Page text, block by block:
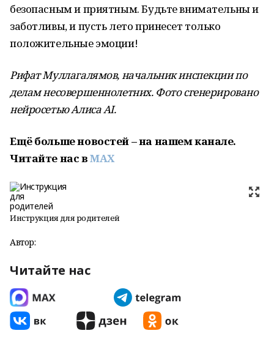
безопасным и приятным. Будьте внимательны и
заботливы, и пусть лето принесет только
положительные эмоции!
Рифат Муллагалямов, начальник инспекции по
делам несовершеннолетних. Фото сгенерировано
нейросетью Алиса AI.
Ещё больше новостей – на нашем канале.
Читайте нас вMAX
Инструкция для родителей
Автор:
Читайте нас